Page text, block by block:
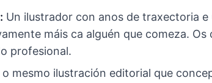
Un ilustrador con anos de traxectoria
máis ca alguén que comeza. Os
profesional.
o mesmo ilustración editorial que